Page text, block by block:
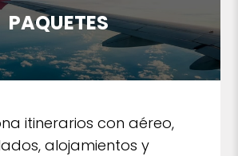
PAQUETES
itinerarios con aéreo,
alojamientos y